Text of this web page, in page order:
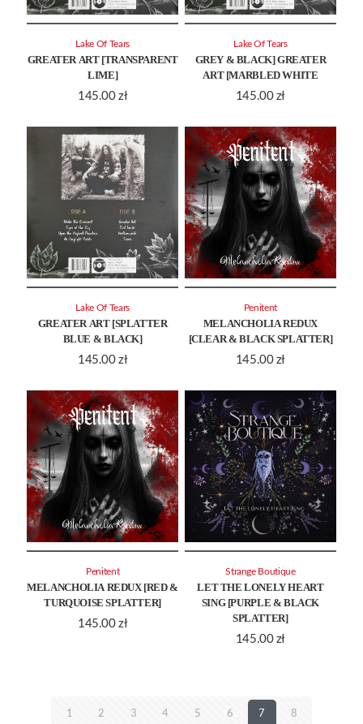
GREATER ART [TRANSPARENT
LIME]
145.00 zł
Lake Of Tears
GREY & BLACK] GREATER
ART [MARBLED WHITE
145.00 zł
Lake Of Tears
GREATER ART [SPLATTER
BLUE & BLACK]
145.00 zł
Lake Of Tears
MELANCHOLIA REDUX
[CLEAR & BLACK SPLATTER]
145.00 zł
Penitent
MELANCHOLIA REDUX [RED &
TURQUOISE SPLATTER]
145.00 zł
Penitent
LET THE LONELY HEART
SING [PURPLE & BLACK
SPLATTER]
145.00 zł
Strange Boutique
1 2 3 4 5 6 7 8